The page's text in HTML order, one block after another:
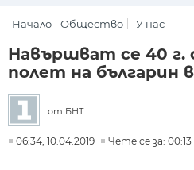
Начало Общество У нас
Навършват се 40 г.
полет на българин
от БНТ
06:34, 10.04.2019 Чете се за: